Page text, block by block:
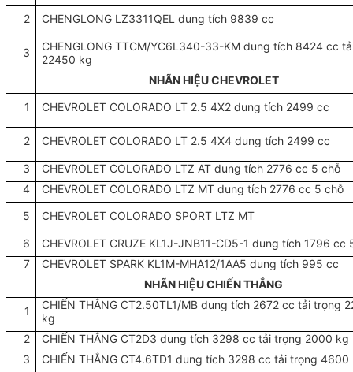
2
CHENGLONG LZ3311QEL dung tích 9839 cc
3
CHENGLONG TTCM/YC6L340-33-KM dung tích 8424 cc
22450 kg
NHÃN HIỆU CHEVROLET
1
CHEVROLET COLORADO LT 2.5 4X2 dung tích 2499 cc
2 CHEVROLET COLORADO LT 2.5 4X4 dung tích 2499 cc
3
CHEVROLET COLORADO LTZ AT dung tích 2776 cc 5 chỗ
4
CHEVROLET COLORADO LTZ MT dung tích 2776 cc 5 chỗ
5
CHEVROLET COLORADO SPORT LTZ MT
6
CHEVROLET CRUZE KL1J-JNB11-CD5-1 dung tích 1796 cc
7
CHEVROLET SPARK KL1M-MHA12/1AA5 dung tích 995 cc
NHÃN HIỆU CHIẾN THẮNG
1
CHIẾN THẮNG CT2.50TL1/MB dung tích 2672 cc tải trọng
kg
2
CHIẾN THẮNG CT2D3 dung tích 3298 cc tải trọng 2000 kg
3
CHIẾN THẮNG CT4.6TD1 dung tích 3298 cc tải trọng 4600